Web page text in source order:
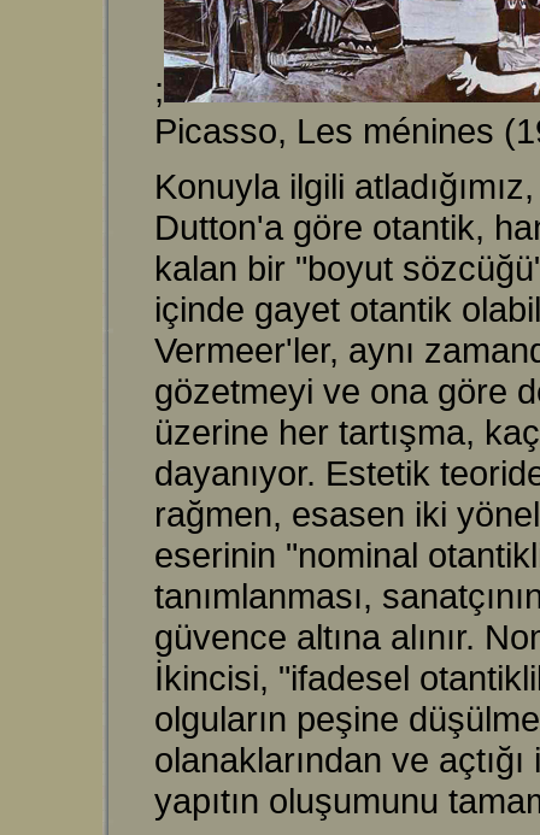
;
Picasso, Les ménines
Konuyla ilgili
Dutton'a göre otantik,
kalan bir "boyut
içinde gayet otantik
Vermeer'ler, aynı
gözetmeyi ve ona göre
üzerine her tartışma,
dayanıyor. Estetik
rağmen, esasen iki
eserinin "nominal
tanımlanması,
güvence altına alınır.
İkincisi, "ifadesel
olguların peşine
olanaklarından ve
yapıtın oluşumunu